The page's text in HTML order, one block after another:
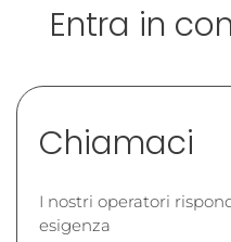
Entra in
Chiamaci
I nostri operatori
esigenza